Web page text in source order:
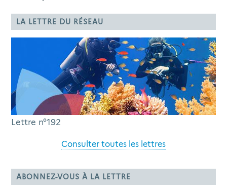
LA LETTRE DU RÉSEAU
Lettre n°192
Consulter toutes les lettres
ABONNEZ-VOUS À LA LETTRE